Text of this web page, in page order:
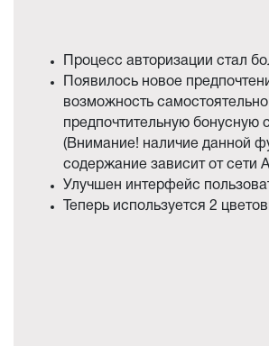
Процесс авторизации стал
Появилось новое
возможность
предпочтительную бонусную
(Внимание! наличие данной
содержание зависит от сети
Улучшен интерфейс
Теперь используется 2